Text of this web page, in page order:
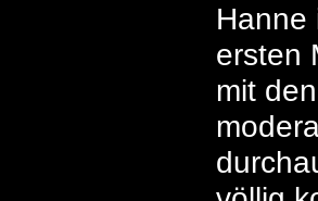
Hanne
ersten
mit